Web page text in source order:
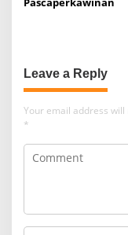
Leave a Reply
Your email address will
*